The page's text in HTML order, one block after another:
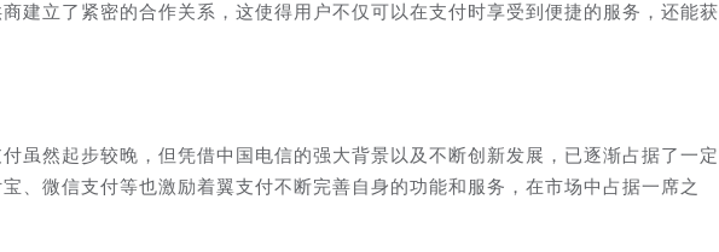
建立了紧密的合作关系，这使得用户不仅可以在支付时享受到便捷的服务，还能获
虽然起步较晚，但凭借中国电信的强大背景以及不断创新发展，已逐渐占据了一定
、微信支付等也激励着翼支付不断完善自身的功能和服务，在市场中占据一席之